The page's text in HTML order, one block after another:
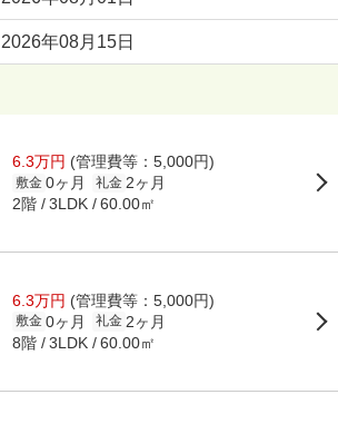
2026年08月15日
6.3万円 (管理費等：5,000円)
敷金 0ヶ月 礼金 2ヶ月
2階 3LDK 60.00㎡
6.3万円 (管理費等：5,000円)
敷金 0ヶ月 礼金 2ヶ月
8階 3LDK 60.00㎡